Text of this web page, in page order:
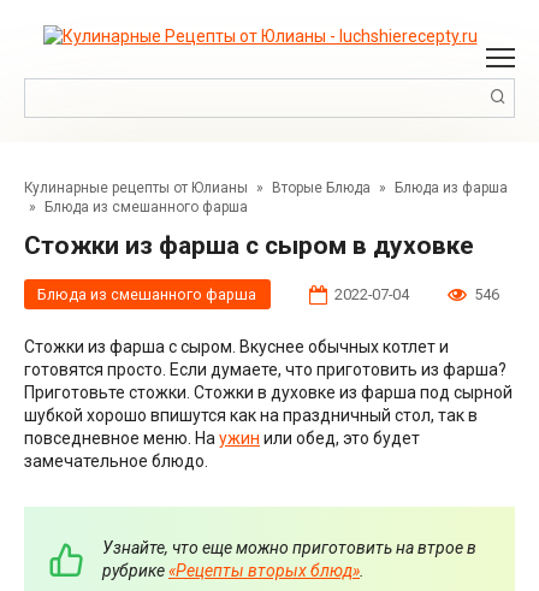
Кулинарные рецепты от Юлианы » Вторые Блюда »
Блюда из фарша
»
Блюда из смешанного фарша
Стожки из фарша с сыром в духовке
Блюда из смешанного фарша 2022-07-04 546
Стожки из фарша с сыром. Вкуснее обычных котлет и
готовятся просто. Если думаете, что приготовить из фарша?
Приготовьте стожки. Стожки в духовке из фарша под сырной
шубкой хорошо впишутся как на праздничный стол, так в
повседневное меню. На ужин или обед, это будет
замечательное блюдо.
Узнайте, что еще можно приготовить на втрое в
рубрике«Рецепты вторых блюд».